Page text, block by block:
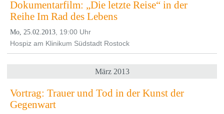
Dokumentarfilm: „Die letzte Reise“ in der
Reihe Im Rad des Lebens
Mo, 25.02.2013 , 19:00 Uhr
Hospiz am Klinikum Südstadt Rostock
März 2013
Vortrag: Trauer und Tod in der Kunst der
Gegenwart